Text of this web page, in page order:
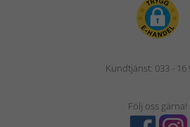
Kundtjänst: 033 - 16
Följ oss gärna!